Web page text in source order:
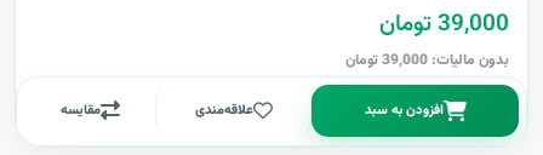
39,000 تومان
بدون مالیات: 39,000 تومان
افزودن به سبد علاقه‌مندی مقایسه